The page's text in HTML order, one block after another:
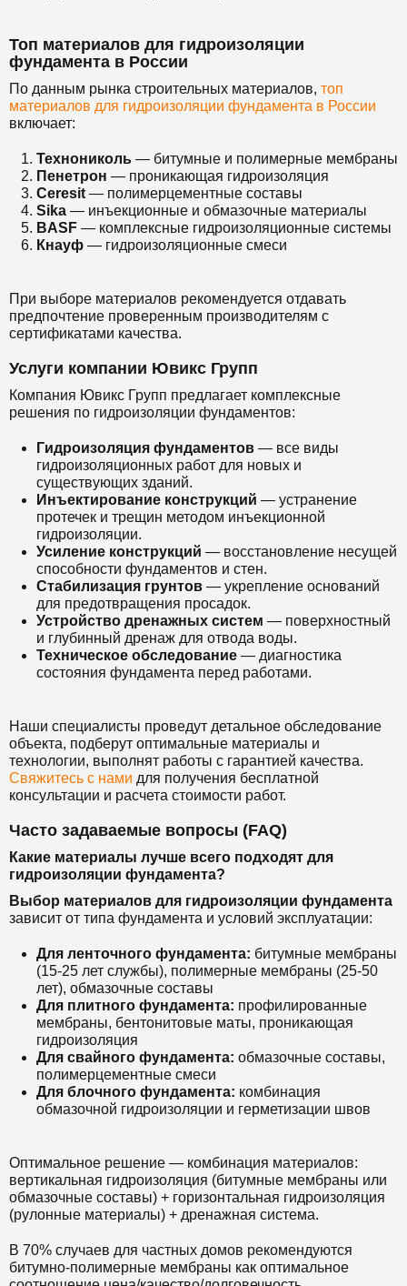
Топ материалов для гидроизоляции
фундамента в России
По данным рынка строительных материалов, топ
материалов для гидроизоляции фундамента в России
включает:
Технониколь — битумные и полимерные мембраны
Пенетрон — проникающая гидроизоляция
Ceresit — полимерцементные составы
Sika — инъекционные и обмазочные материалы
BASF — комплексные гидроизоляционные системы
Кнауф — гидроизоляционные смеси
При выборе материалов рекомендуется отдавать
предпочтение проверенным производителям с
сертификатами качества.
Услуги компании Ювикс Групп
Компания Ювикс Групп предлагает комплексные
решения по гидроизоляции фундаментов:
Гидроизоляция фундаментов — все виды
гидроизоляционных работ для новых и
существующих зданий.
Инъектирование конструкций — устранение
протечек и трещин методом инъекционной
гидроизоляции.
Усиление конструкций — восстановление несущей
способности фундаментов и стен.
Стабилизация грунтов — укрепление оснований
для предотвращения просадок.
Устройство дренажных систем — поверхностный
и глубинный дренаж для отвода воды.
Техническое обследование — диагностика
состояния фундамента перед работами.
Наши специалисты проведут детальное обследование
объекта, подберут оптимальные материалы и
технологии, выполнят работы с гарантией качества.
Свяжитесь с нами для получения бесплатной
консультации и расчета стоимости работ.
Часто задаваемые вопросы (FAQ)
Какие материалы лучше всего подходят для
гидроизоляции фундамента?
Выбор материалов для гидроизоляции фундамента
зависит от типа фундамента и условий эксплуатации:
Для ленточного фундамента: битумные мембраны
(15-25 лет службы), полимерные мембраны (25-50
лет), обмазочные составы
Для плитного фундамента: профилированные
мембраны, бентонитовые маты, проникающая
гидроизоляция
Для свайного фундамента: обмазочные составы,
полимерцементные смеси
Для блочного фундамента: комбинация
обмазочной гидроизоляции и герметизации швов
Оптимальное решение — комбинация материалов:
вертикальная гидроизоляция (битумные мембраны или
обмазочные составы) + горизонтальная гидроизоляция
(рулонные материалы) + дренажная система.
В 70% случаев для частных домов рекомендуются
битумно-полимерные мембраны как оптимальное